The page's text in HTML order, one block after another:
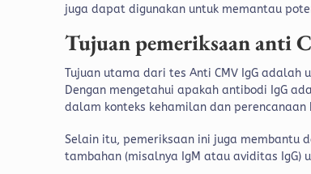
juga dapat digunakan untuk memantau
Tujuan pemeriksaan anti
Tujuan utama dari tes Anti CMV IgG adalah
Dengan mengetahui apakah antibodi IgG
dalam konteks kehamilan dan perencanaan
Selain itu, pemeriksaan ini juga membantu
tambahan (misalnya IgM atau aviditas IgG)